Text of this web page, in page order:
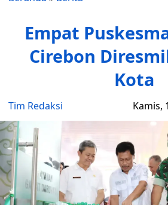
Empat
Cirebon
Kota
Tim Redaksi Kamis,